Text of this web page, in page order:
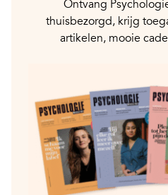
Ontvang
thuisbezorgd, krijg
artikelen, mooie